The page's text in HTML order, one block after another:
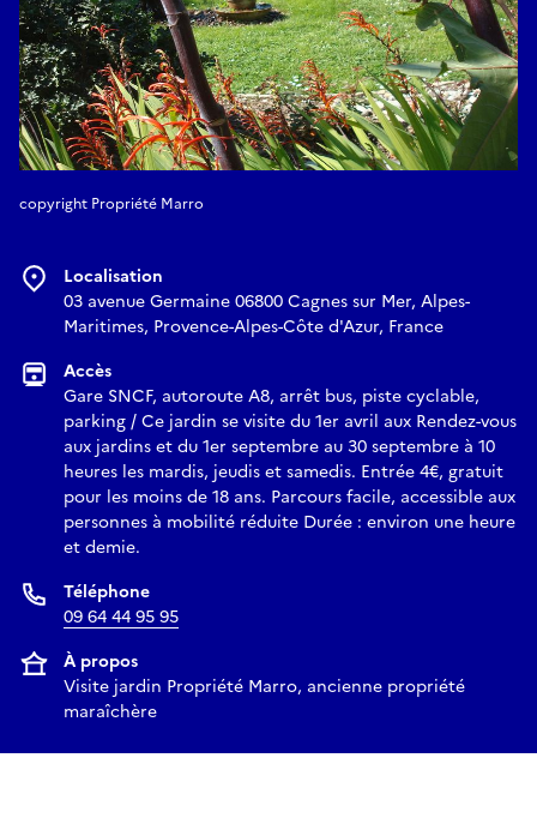
copyright Propriété Marro
Localisation
03 avenue Germaine 06800 Cagnes sur Mer, Alpes-
Maritimes, Provence-Alpes-Côte d'Azur, France
Accès
Gare SNCF, autoroute A8, arrêt bus, piste cyclable,
parking / Ce jardin se visite du 1er avril aux Rendez-vous
aux jardins et du 1er septembre au 30 septembre à 10
heures les mardis, jeudis et samedis. Entrée 4€, gratuit
pour les moins de 18 ans. Parcours facile, accessible aux
personnes à mobilité réduite Durée : environ une heure
et demie.
Téléphone
09 64 44 95 95
À propos
Visite jardin Propriété Marro, ancienne propriété
maraîchère